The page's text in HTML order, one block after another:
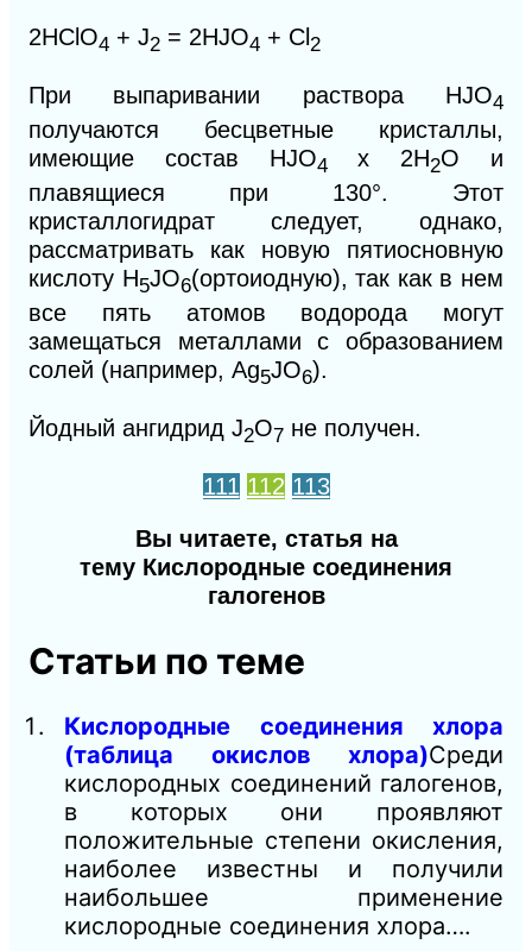
2НСlO4 + J2 = 2HJO4 + Сl 2
При выпаривании раствора HJO4
получаются бесцветные кристаллы,
имеющие состав HJO4 x 2H2O и
плавящиеся при 130°. Этот
кристаллогидрат следует, однако,
рассматривать как новую пятиосновную
кислоту H5JO6(ортоиодную), так как в нем
все пять атомов водорода могут
замещаться металлами с образованием
солей (например, Ag5JO6).
Йодный ангидрид J2O7 не получен.
111 112 113
Вы читаете, статья на
тему Кислородные соединения
галогенов
Статьи по теме
Кислородные соединения хлора
(таблица окислов хлора)Среди
кислородных соединений галогенов,
в которых они проявляют
положительные степени окисления,
наиболее известны и получили
наибольшее применение
кислородные соединения хлора….